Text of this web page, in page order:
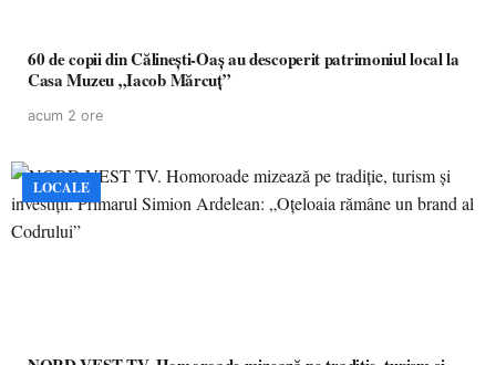
60 de copii din Călinești-Oaș au descoperit patrimoniul local la
Casa Muzeu „Iacob Mărcuț”
acum 2 ore
LOCALE